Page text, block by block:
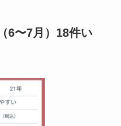
6〜7月）18件い